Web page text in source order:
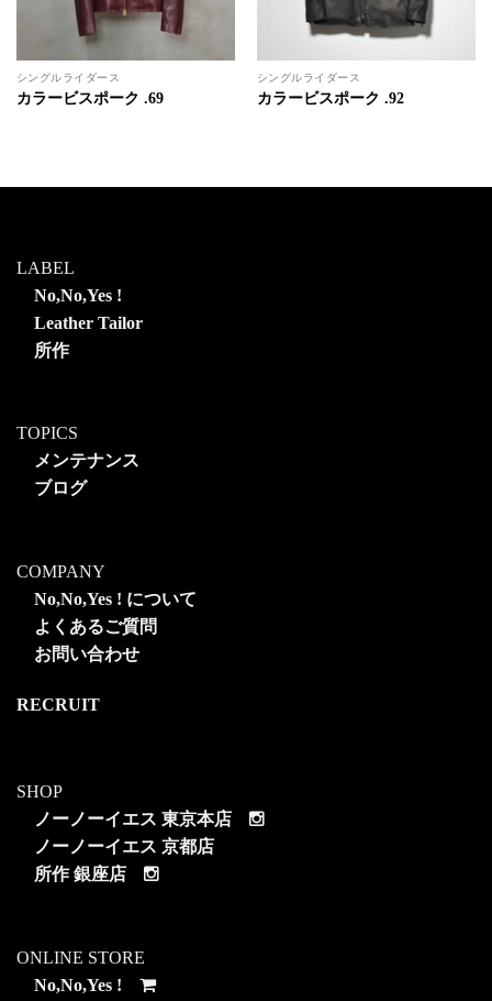
シングルライダース
カラービスポーク .69
シングルライダース
カラービスポーク .92
LABEL
No,No,Yes !
Leather Tailor
所作
TOPICS
メンテナンス
ブログ
COMPANY
No,No,Yes ! について
よくあるご質問
お問い合わせ
RECRUIT
SHOP
ノーノーイエス 東京本店
ノーノーイエス 京都店
所作 銀座店
ONLINE STORE
No,No,Yes !